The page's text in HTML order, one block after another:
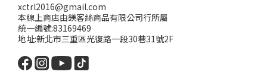
xctrl2016@gmail.com
本線上商店由鎂客絲商品有限公司行所屬
統一編號:83169469
地址:新北市三重區光復路一段30巷31號2F